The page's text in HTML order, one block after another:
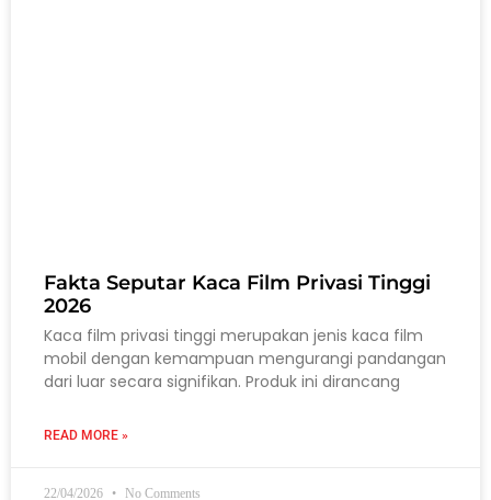
Fakta Seputar Kaca Film Privasi Tinggi
2026
Kaca film privasi tinggi merupakan jenis kaca film
mobil dengan kemampuan mengurangi pandangan
dari luar secara signifikan. Produk ini dirancang
READ MORE »
22/04/2026 No Comments